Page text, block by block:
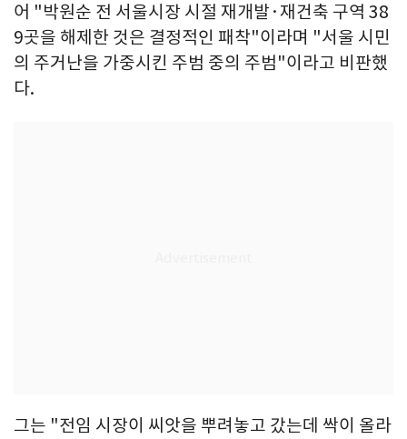
어 "박원순 전 서울시장 시절 재개발·재건축 구역 38
9곳을 해제한 것은 결정적인 패착"이라며 "서울 시민
의 주거난을 가중시킨 주범 중의 주범"이라고 비판했
다.
그는 "전임 시장이 씨앗을 뿌려놓고 갔는데 싹이 올라